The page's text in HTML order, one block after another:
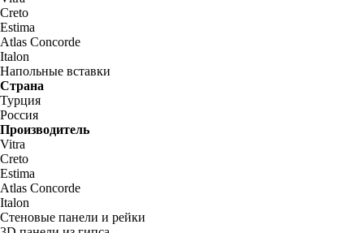
Creto
Estima
Atlas Concorde
Italon
Напольные вставки
Страна
Турция
Россия
Производитель
Vitra
Creto
Estima
Atlas Concorde
Italon
Стеновые панели и рейки